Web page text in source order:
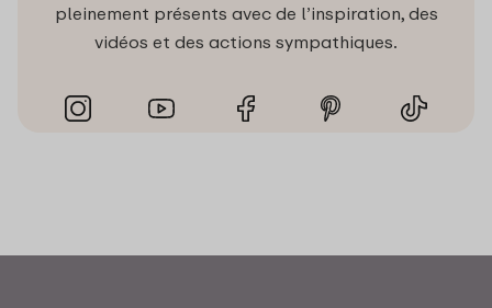
pleinement présents avec de l’inspiration, des
vidéos et des actions sympathiques.